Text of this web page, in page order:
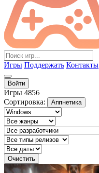
Игры Поддержать Контакты
Войти
Игры 4856
Сортировка:
Аппнетика
Очистить